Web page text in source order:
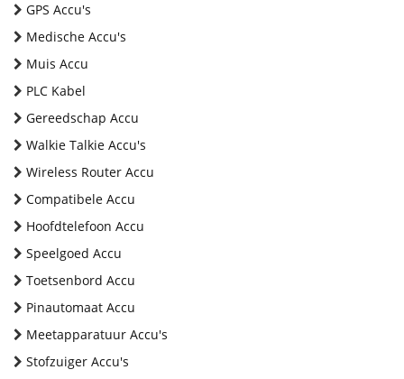
GPS Accu's
Medische Accu's
Muis Accu
PLC Kabel
Gereedschap Accu
Walkie Talkie Accu's
Wireless Router Accu
Compatibele Accu
Hoofdtelefoon Accu
Speelgoed Accu
Toetsenbord Accu
Pinautomaat Accu
Meetapparatuur Accu's
Stofzuiger Accu's